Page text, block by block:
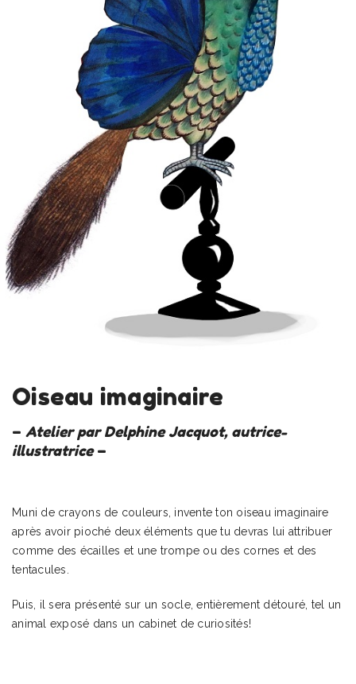
Oiseau imaginaire
– Atelier par Delphine Jacquot, autrice-
illustratrice–
Muni de crayons de couleurs, invente ton oiseau imaginaire
après avoir pioché deux éléments que tu devras lui attribuer
comme des écailles et une trompe ou des cornes et des
tentacules.
Puis, il sera présenté sur un socle, entièrement détouré, tel un
animal exposé dans un cabinet de curiosités!